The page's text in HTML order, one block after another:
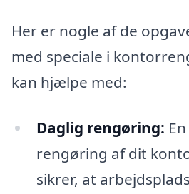
Her er nogle af de
med speciale i
kan hjælpe med:
Daglig rengøring:
rengøring af dit
sikrer, at